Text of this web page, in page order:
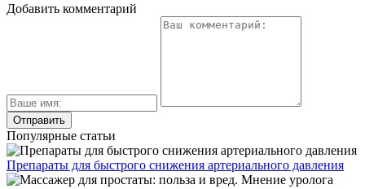
Добавить комментарий
Популярные статьи
Препараты для быстрого снижения артериального давления